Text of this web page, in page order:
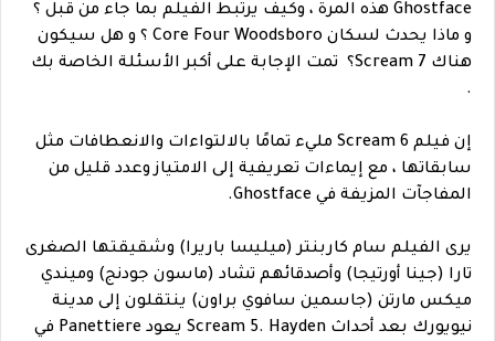
Ghostface هذه المرة ، وكيف يرتبط الفيلم بما جاء من قبل ؟
و ماذا يحدث لسكان Core Four Woodsboro ؟ و هل سيكون
هناك Scream 7؟ تمت الإجابة على أكبر الأسئلة الخاصة بك
.
إن فيلم Scream 6 مليء تمامًا بالالتواءات والانعطافات مثل
سابقاتها ، مع إيماءات تعريفية إلى الامتياز وعدد قليل من
المفاجآت المزيفة في Ghostface.
يرى الفيلم سام كاربنتر (ميليسا باريرا) وشقيقتها الصغرى
تارا (جينا أورتيجا) وأصدقائهم تشاد (ماسون جودنج) وميندي
ميكس مارتن (جاسمين سافوي براون) ينتقلون إلى مدينة
نيويورك بعد أحداث Scream 5. Hayden يعود Panettiere في